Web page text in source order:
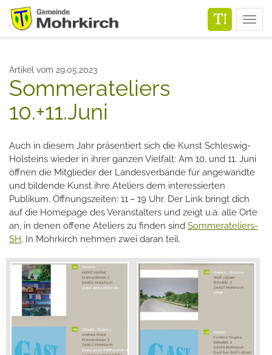
Artikel vom 29.05.2023
Sommerateliers
10.+11.Juni
Auch in diesem Jahr präsentiert sich die Kunst Schleswig-
Holsteins wieder in ihrer ganzen Vielfalt: Am 10. und 11. Juni
öffnen die Mitglieder der Landesverbände für angewandte
und bildende Kunst ihre Ateliers dem interessierten
Publikum. Öffnungszeiten: 11 – 19 Uhr. Der Link bringt dich
auf die Homepage des Veranstalters und zeigt u.a. alle Orte
an, in denen offene Ateliers zu finden sind Sommerateliers-
SH. In Mohrkirch nehmen zwei daran teil.